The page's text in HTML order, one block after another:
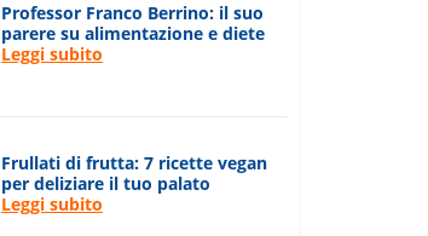
Professor Franco Berrino: il suo
parere su alimentazione e diete
Leggi subito
Frullati di frutta: 7 ricette vegan
per deliziare il tuo palato
Leggi subito